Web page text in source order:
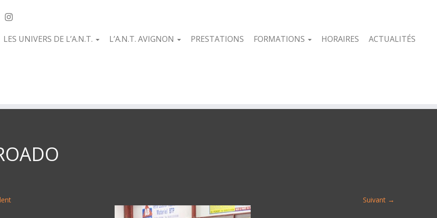
LES UNIVERS DE L’A.N.T. L’A.N.T. AVIGNON PRESTATIONS FORMATIONS HORAIRES
ACTUALITÉS
Suivant →